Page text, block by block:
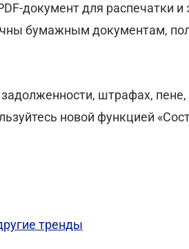
документ для распечатки
бумажным документам,
штрафах, пене,
новой функцией
тренды